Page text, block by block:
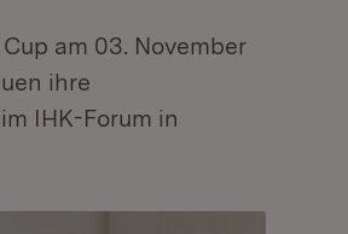
am 03. November
ihre
IHK-Forum in